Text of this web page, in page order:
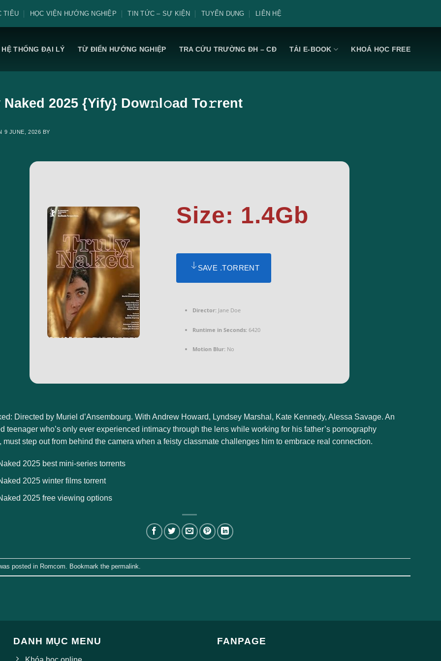
TIÊU HỌC VIỆN HƯỚNG NGHIỆP TIN TỨC – SỰ KIỆN TUYỂN DỤNG LIÊN HỆ
HỆ THỐNG ĐẠI LÝ TỪ ĐIỂN HƯỚNG NGHIỆP TRA CỨU TRƯỜNG ĐH – CĐ TẢI E-BOOK KHOÁ HỌC FREE
Naked 2025 {Yify} Dow𝚗l𝚘ad To𝚛rent
9 JUNE, 2026 BY
Size: 1.4Gb
SAVE .TORRENT
Director:Jane Doe
Runtime in Seconds:6420
Motion Blur:No
Directed by Muriel d’Ansembourg. With Andrew Howard, Lyndsey Marshal, Kate Kennedy, Alessa Savage. An
teenager who’s only ever experienced intimacy through the lens while working for his father’s pornography
must step out from behind the camera when a feisty classmate challenges him to embrace real connection.
2025 best mini-series torrents
2025 winter films torrent
2025 free viewing options
posted in Romcom . Bookmark the permalink
DANH MỤC MENU FANPAGE